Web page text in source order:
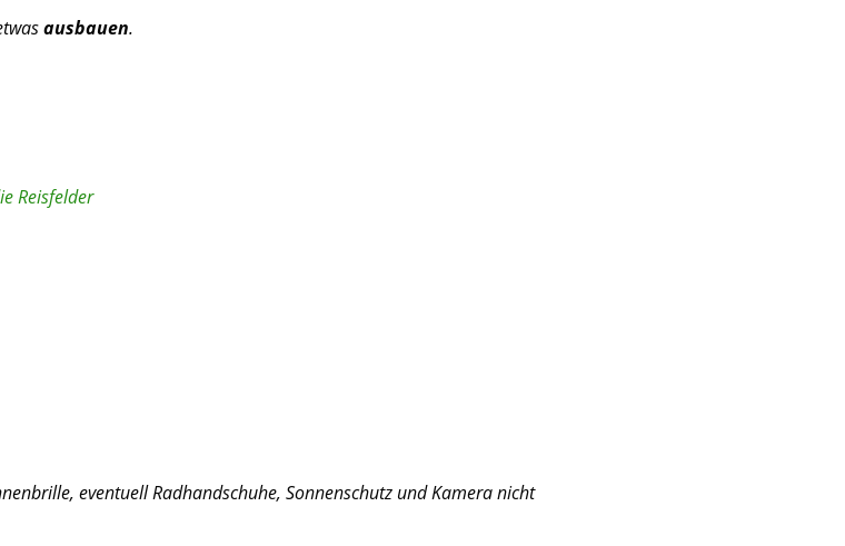
ausbauen.
Reisfelder
eventuell Radhandschuhe, Sonnenschutz und Kamera nicht